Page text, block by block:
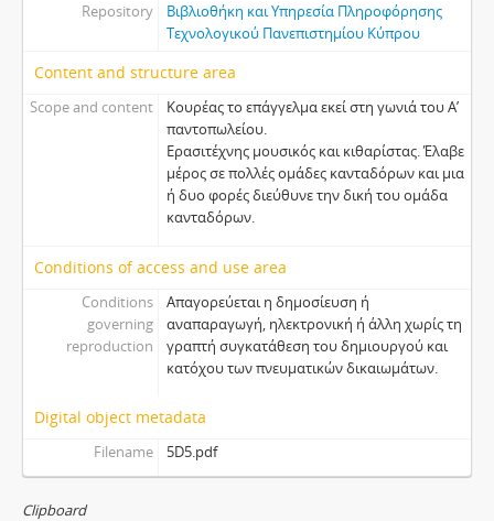
Repository
Βιβλιοθήκη και Υπηρεσία Πληροφόρησης
Τεχνολογικού Πανεπιστημίου Κύπρου
Content and structure area
Scope and content
Κουρέας το επάγγελμα εκεί στη γωνιά του Α’
παντοπωλείου.
Ερασιτέχνης μουσικός και κιθαρίστας. Έλαβε
μέρος σε πολλές ομάδες κανταδόρων και μια
ή δυο φορές διεύθυνε την δική του ομάδα
κανταδόρων.
Conditions of access and use area
Conditions
governing
reproduction
Απαγορεύεται η δημοσίευση ή
αναπαραγωγή, ηλεκτρονική ή άλλη χωρίς τη
γραπτή συγκατάθεση του δημιουργού και
κατόχου των πνευματικών δικαιωμάτων.
Digital object metadata
Filename 5D5.pdf
Clipboard